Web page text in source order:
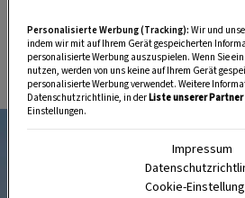
HIER MEHR
Personalisierte Werbung (Tracking): Wir und
indem wir mit auf Ihrem Gerät gespeicherten
personalisierte Werbung auszuspielen. Wenn Sie
nutzen, werden von uns keine auf Ihrem Gerät
personalisierte Werbung verwendet. Weitere
Datenschutzrichtlinie, in derListe unserer Partner
Einstellungen.
Impressum
Cookie-